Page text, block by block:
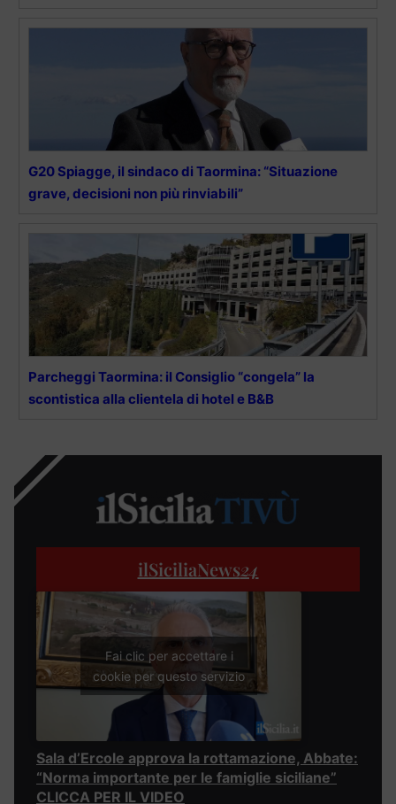
G20 Spiagge, il sindaco di Taormina: “Situazione
grave, decisioni non più rinviabili”
Parcheggi Taormina: il Consiglio “congela” la
scontistica alla clientela di hotel e B&B
ilSiciliaNews24
Fai clic per accettare i
cookie per questo servizio
Sala d’Ercole approva la rottamazione, Abbate:
“Norma importante per le famiglie siciliane”
CLICCA PER IL VIDEO